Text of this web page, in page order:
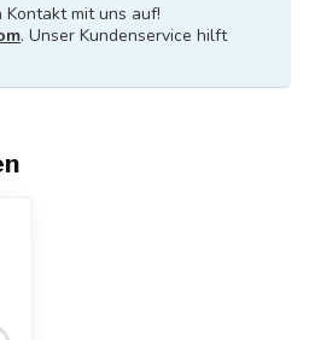
Kontakt mit uns auf!
. Unser Kundenservice hilft